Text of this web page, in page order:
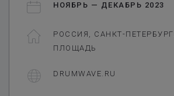
НОЯБРЬ — ДЕКАБРЬ 2023
РОССИЯ, САНКТ-
ПЛОЩАДЬ
DRUMWAVE.RU